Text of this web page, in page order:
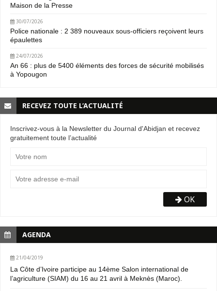
Maison de la Presse
30/07/2026
Police nationale : 2 389 nouveaux sous-officiers reçoivent leurs
épaulettes
24/07/2026
An 66 : plus de 5400 éléments des forces de sécurité mobilisés
à Yopougon
RECEVEZ TOUTE L’ACTUALITÉ
Inscrivez-vous à la Newsletter du Journal d'Abidjan et recevez
gratuitement toute l’actualité
OK
AGENDA
21/04/2019
La Côte d’Ivoire participe au 14ème Salon international de
l’agriculture (SIAM) du 16 au 21 avril à Meknès (Maroc).